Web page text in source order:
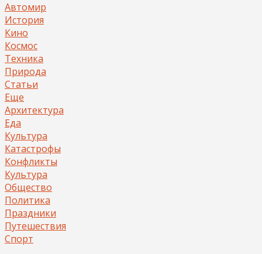
Автомир
История
Кино
Космос
Техника
Природа
Статьи
Еще
Архитектура
Еда
Культура
Катастрофы
Конфликты
Культура
Общество
Политика
Праздники
Путешествия
Спорт